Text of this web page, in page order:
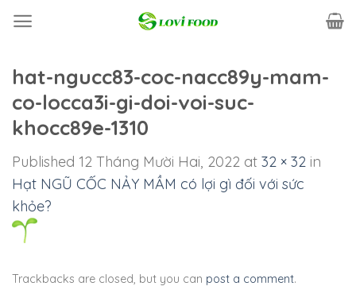
hat-ngucc83-coc-nacc89y-mam-
co-locca3i-gi-doi-voi-suc-
khocc89e-1310
Published 12 Tháng Mười Hai, 2022 at 32 × 32 in
Hạt NGŨ CỐC NẢY MẦM có lợi gì đối với sức
khỏe?
Trackbacks are closed, but you can post a comment.